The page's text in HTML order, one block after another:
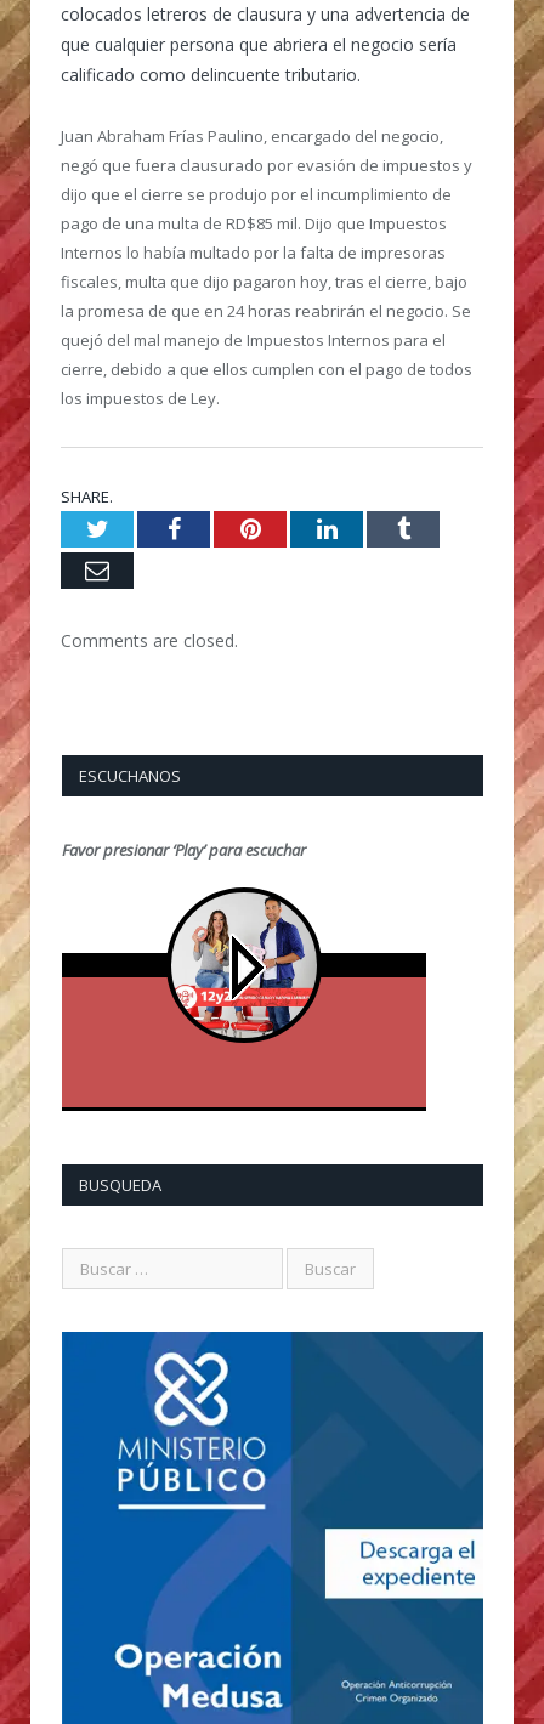
colocados letreros de clausura y una advertencia de
que cualquier persona que abriera el negocio sería
calificado como delincuente tributario.
Juan Abraham Frías Paulino, encargado del negocio,
negó que fuera clausurado por evasión de impuestos y
dijo que el cierre se produjo por el incumplimiento de
pago de una multa de RD$85 mil. Dijo que Impuestos
Internos lo había multado por la falta de impresoras
fiscales, multa que dijo pagaron hoy, tras el cierre, bajo
la promesa de que en 24 horas reabrirán el negocio. Se
quejó del mal manejo de Impuestos Internos para el
cierre, debido a que ellos cumplen con el pago de todos
los impuestos de Ley.
SHARE.
TwitterFacebookPinterestLinkedInTumblr
Email
Comments are closed.
ESCUCHANOS
Favor presionar ‘Play’ para escuchar
BUSQUEDA